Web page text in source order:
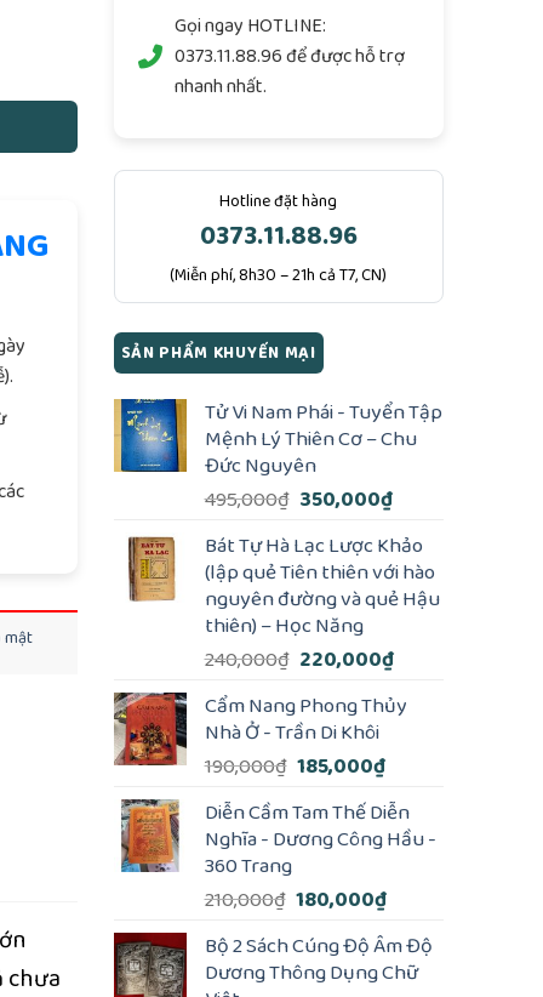
số lượng
mật
chưa
Gọi ngay HOTLINE:
0373.11.88.96để được hỗ trợ
nhanh nhất.
Hotline đặt hàng
0373.11.88.96
(Miễn phí, 8h30 – 21h cả T7, CN)
SẢN PHẨM KHUYẾN MẠI
Tử Vi Nam Phái - Tuyển Tập
Mệnh Lý Thiên Cơ – Chu
Đức Nguyên
495,000₫ Giá
là:
495,000₫.
350,000₫Giá
tại
là:
350,000₫.
Bát Tự Hà Lạc Lược Khảo
(lập quẻ Tiên thiên với hào
nguyên đường và quẻ Hậu
thiên) – Học Năng
240,000₫ Giá
là:
240,000₫.
220,000₫Giá
tại
Cẩm Nang Phong Thủy
Nhà Ở - Trần Di Khôi
190,000₫ Giá
là:
190,000₫.
185,000₫Giá
tại
là:
Diễn Cầm Tam Thế Diễn
Nghĩa - Dương Công Hầu -
360 Trang
210,000₫ Giá
là:
210,000₫.
180,000₫Giá
tại
là:
Bộ 2 Sách Cúng Độ Âm Độ
Dương Thông Dụng Chữ